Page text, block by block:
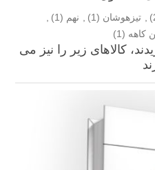
, تیزهوشان (1)
, نهم (1)
,
کاهه (1)
کالاهای زیر را نیز می